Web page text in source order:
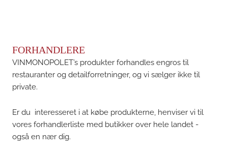
FORHANDLERE
VINMONOPOLET’s produkter forhandles engros til
restauranter og detailforretninger, og vi sælger ikke til
private.
Er du interesseret i at købe produkterne, henviser vi til
vores forhandlerliste med butikker over hele landet -
også en nær dig.